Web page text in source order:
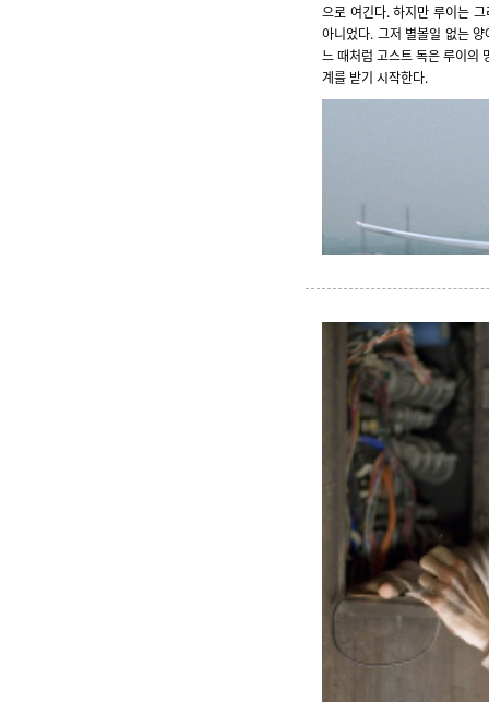
으로 여긴다. 하지만 루이는
아니었다. 그저 별볼일 없는
느 때처럼 고스트 독은 루이의
계를 받기 시작한다.